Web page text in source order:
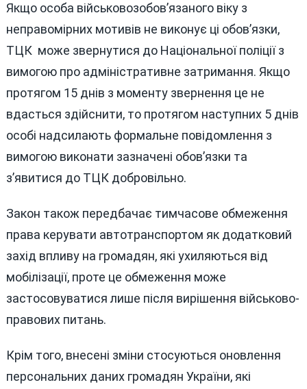
Якщо особа військовозобов’язаного віку з
неправомірних мотивів не виконує ці обов’язки,
ТЦК може звернутися до Національної поліції з
вимогою про адміністративне затримання. Якщо
протягом 15 днів з моменту звернення це не
вдасться здійснити, то протягом наступних 5 днів
особі надсилають формальне повідомлення з
вимогою виконати зазначені обов’язки та
з’явитися до ТЦК добровільно.
Закон також передбачає тимчасове обмеження
права керувати автотранспортом як додатковий
захід впливу на громадян, які ухиляються від
мобілізації, проте це обмеження може
застосовуватися лише після вирішення військово-
правових питань.
Крім того, внесені зміни стосуються оновлення
персональних даних громадян України, які